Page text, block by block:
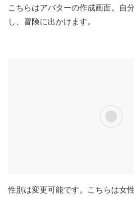
こちらはアバターの作成画面。自
し、冒険に出かけます。
性別は変更可能です。こちらは女